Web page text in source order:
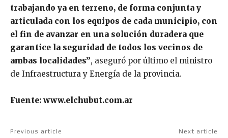
trabajando ya en terreno, de forma conjunta y
articulada con los equipos de cada municipio, con
el fin de avanzar en una solución duradera que
garantice la seguridad de todos los vecinos de
ambas localidades”, aseguró por último el ministro
de Infraestructura y Energía de la provincia.
Fuente: www.elchubut.com.ar
Previous article Next article